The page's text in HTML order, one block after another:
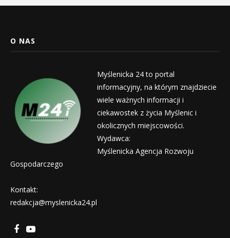
O NAS
Myślenicka 24 to portal
informacyjny, na którym znajdziecie
wiele ważnych informacji i
ciekawostek z życia Myślenic i
okolicznych miejscowości.
Wydawca:
Myślenicka Agencja Rozwoju
Gospodarczego
Kontakt:
redakcja@myslenicka24.pl